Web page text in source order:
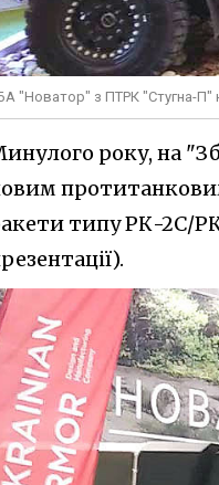
"Новатор" з ПТРК "Стугна-П"
року, на
типу РК-2С/